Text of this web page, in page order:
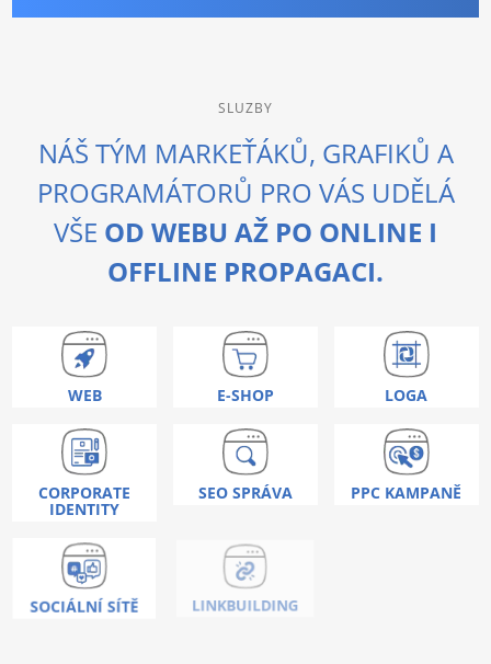
SLUZBY
NÁŠ TÝM MARKEŤÁKŮ, GRAFIKŮ A
PROGRAMÁTORŮ PRO VÁS UDĚLÁ
VŠE OD WEBU AŽ PO ONLINE I
OFFLINE PROPAGACI.
WEB E-SHOP LOGA
CORPORATE
IDENTITY
SEO SPRÁVA PPC KAMPANĚ
SOCIÁLNÍ SÍTĚ LINKBUILDING